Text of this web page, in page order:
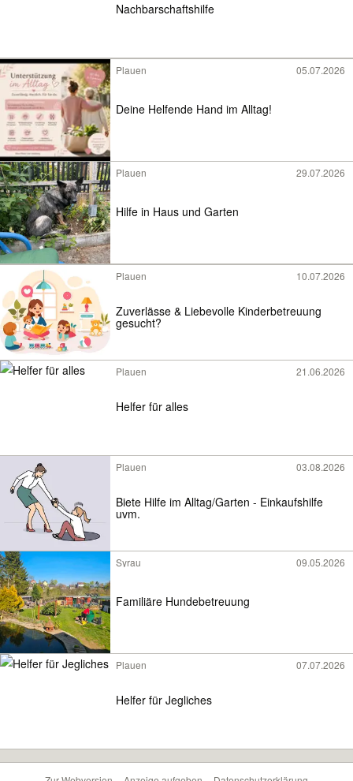
Nachbarschaftshilfe
Plauen 05.07.2026
Deine Helfende Hand im Alltag!
Plauen 29.07.2026
Hilfe in Haus und Garten
Plauen 10.07.2026
Zuverlässe & Liebevolle Kinderbetreuung
gesucht?
Plauen 21.06.2026
Helfer für alles
Plauen 03.08.2026
Biete Hilfe im Alltag/Garten - Einkaufshilfe
uvm.
Syrau 09.05.2026
Familiäre Hundebetreuung
Plauen 07.07.2026
Helfer für Jegliches